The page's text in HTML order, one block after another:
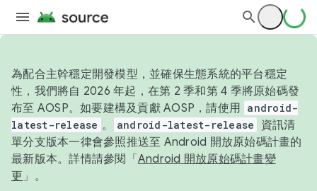
為配合主幹穩定開發模型，並確保生態系統的平台穩定
性，我們將自 2026 年起，在第 2 季和第 4 季將原始碼發
布至 AOSP。如要建構及貢獻 AOSP，請使用 android-
latest-release 。 android-latest-release
資訊清
單分支版本一律會參照推送至 Android 開放原始碼計畫的
最新版本。詳情請參閱「 Android 開放原始碼計畫變
更 」。